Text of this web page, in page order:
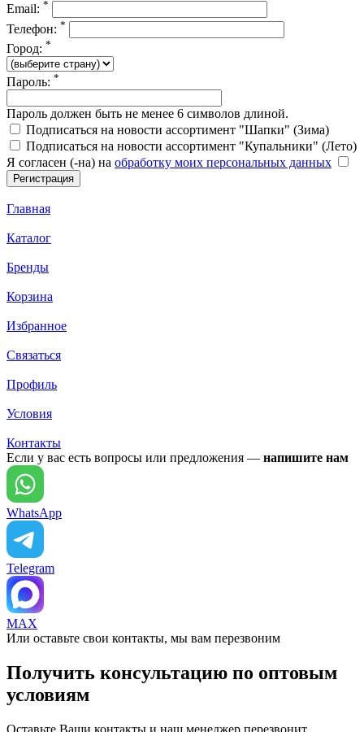
Email: *
Телефон: *
Город: *
Пароль: *
Пароль должен быть не менее 6 символов длиной.
Подписаться на новости ассортимент "Шапки" (Зима)
Подписаться на новости ассортимент "Купальники" (Лето)
Я согласен (-на) на обработку моих персональных данных
Главная
Каталог
Бренды
Корзина
Избранное
Связаться
Профиль
Условия
Контакты
Если у вас есть вопросы или предложения — напишите нам
WhatsApp
Telegram
MAX
Или оставьте свои контакты, мы вам перезвоним
Получить консультацию по оптовым
условиям